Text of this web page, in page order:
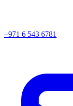
+971 6 543 6781